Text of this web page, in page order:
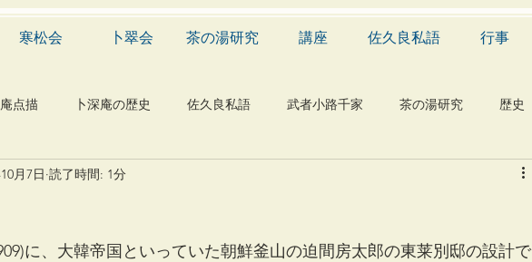
寒松会 卜翠会 茶の湯研究 講座 佐久良私語 行事
点描 卜深庵の歴史 佐久良私語 武者小路千家 茶の湯研究 歴史
文学 有職 民俗 食文化
動物 植物 自然科学 音楽 メディア blog 芸能 茶道具
月7日 読了時間: 1分
に、大韓帝国といっていた朝鮮釜山の迫間房太郎の東莱別邸の設計で